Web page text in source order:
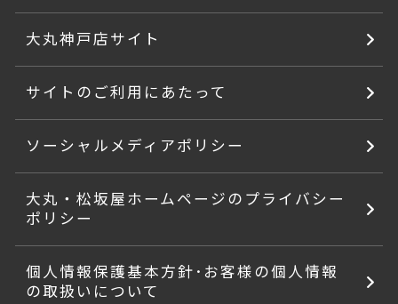
大丸神戸店サイト
サイトのご利用にあたって
ソーシャルメディアポリシー
大丸・松坂屋ホームページのプライバシー
ポリシー
個人情報保護基本方針･お客様の個人情報
の取扱いについて